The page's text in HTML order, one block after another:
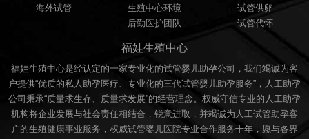
海外试管
生殖中心环境
后勤医护团队
试管供卵
试管代怀
福娃生殖中心
福娃生殖中心是经认定的一家专业化的试管婴儿助孕公司，我们竭诚为客
户提供“优质的私人助孕医疗、专业化的三代试管婴儿助孕服务”，人工助孕
公司秉承“质量求生存、质量求发展”的经营理念。权威守信专业的人工助孕
机构将企业发展与社会责任相结合，锐意进取，并竭诚为人工试管助孕客
户的生殖健康事业服务，权威试管婴儿医院专业合作服务十年，愿与各界